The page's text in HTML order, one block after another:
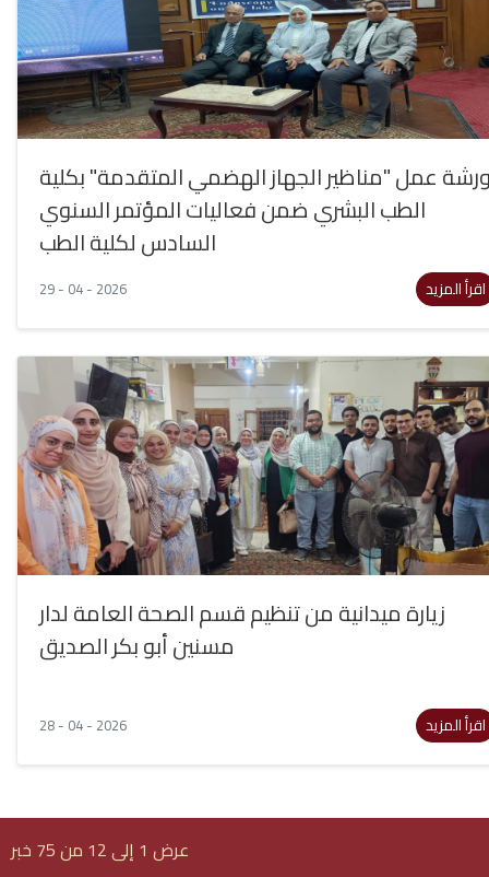
عمل "مناظير الجهاز الهضمي المتقدمة" بكلية
الطب البشري ضمن فعاليات المؤتمر السنوي
السادس لكلية الطب
29 - 04 - 2026 اقرأ المزيد
زيارة ميدانية من تنظيم قسم الصحة العامة لدار
مسنين أبو بكر الصديق
28 - 04 - 2026 اقرأ المزيد
عرض 1 إلى 12 من 75 خبر